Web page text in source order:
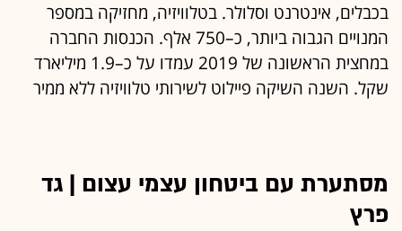
בכבלים, אינטרנט וסלולר. בטלוויזיה, מחזיקה במספר
המנויים הגבוה ביותר, כ–750 אלף. הכנסות החברה
במחצית הראשונה של 2019 עמדו על כ–1.9 מיליארד
שקל. השנה השיקה פיילוט לשירותי טלוויזיה ללא ממיר
מסתערת עם ביטחון עצמי עצום | גד
פרץ